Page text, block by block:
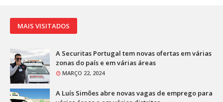
MAIS VISITADOS
A Securitas Portugal tem novas ofertas em várias
zonas do país e em várias áreas
MARÇO 22, 2024
A Luís Simões abre novas vagas de emprego para